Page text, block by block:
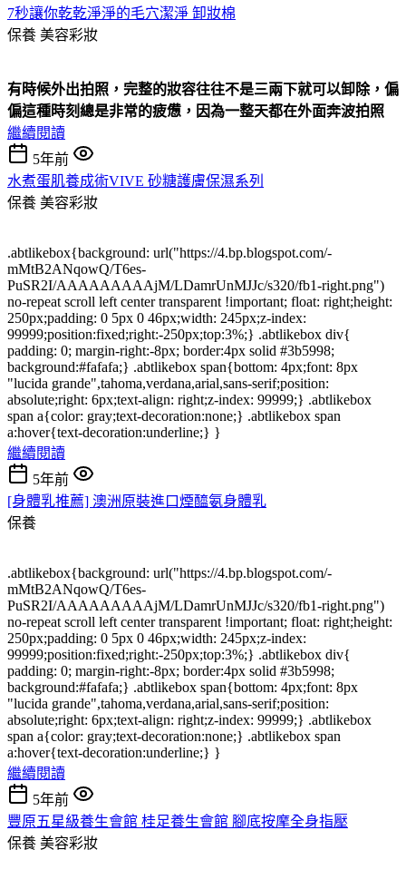
7秒讓你乾乾淨淨的毛穴潔淨 卸妝棉
保養 美容彩妝
有時候外出拍照，完整的妝容往往不是三兩下就可以卸除，偏
偏這種時刻總是非常的疲憊，因為一整天都在外面奔波拍照
繼續閱讀
5年前
水煮蛋肌養成術VIVE 砂糖護膚保濕系列
保養 美容彩妝
.abtlikebox{background: url("https://4.bp.blogspot.com/-
mMtB2ANqowQ/T6es-
PuSR2I/AAAAAAAAAjM/LDamrUnMJJc/s320/fb1-right.png")
no-repeat scroll left center transparent !important; float: right;height:
250px;padding: 0 5px 0 46px;width: 245px;z-index:
99999;position:fixed;right:-250px;top:3%;} .abtlikebox div{
padding: 0; margin-right:-8px; border:4px solid #3b5998;
background:#fafafa;} .abtlikebox span{bottom: 4px;font: 8px
"lucida grande",tahoma,verdana,arial,sans-serif;position:
absolute;right: 6px;text-align: right;z-index: 99999;} .abtlikebox
span a{color: gray;text-decoration:none;} .abtlikebox span
a:hover{text-decoration:underline;} }
繼續閱讀
5年前
[身體乳推薦] 澳洲原裝進口煙醯氨身體乳
保養
.abtlikebox{background: url("https://4.bp.blogspot.com/-
mMtB2ANqowQ/T6es-
PuSR2I/AAAAAAAAAjM/LDamrUnMJJc/s320/fb1-right.png")
no-repeat scroll left center transparent !important; float: right;height:
250px;padding: 0 5px 0 46px;width: 245px;z-index:
99999;position:fixed;right:-250px;top:3%;} .abtlikebox div{
padding: 0; margin-right:-8px; border:4px solid #3b5998;
background:#fafafa;} .abtlikebox span{bottom: 4px;font: 8px
"lucida grande",tahoma,verdana,arial,sans-serif;position:
absolute;right: 6px;text-align: right;z-index: 99999;} .abtlikebox
span a{color: gray;text-decoration:none;} .abtlikebox span
a:hover{text-decoration:underline;} }
繼續閱讀
5年前
豐原五星級養生會館 桂足養生會館 腳底按摩全身指壓
保養 美容彩妝